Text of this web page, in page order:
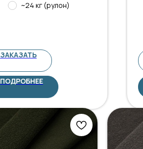
~24 кг (рулон)
ЗАКАЗАТЬ
ПОДРОБНЕЕ